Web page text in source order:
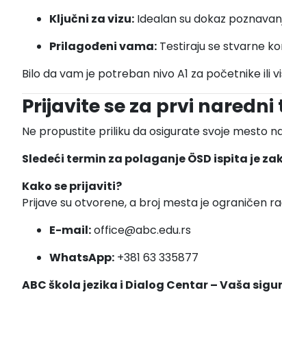
Ključni za vizu: Idealan su dokaz
Prilagođeni vama: Testiraju se stvarne
Bilo da vam je potreban nivo A1 za početnike ili
Prijavite se za prvi
Ne propustite priliku da osigurate svoje mesto
Sledeći termin za polaganje ÖSD ispita je
Kako se prijaviti?
Prijave su otvorene, a broj mesta je ograničen
E-mail:office@abc.edu.rs
WhatsApp: +381 63 335877
ABC škola jezika i Dialog Centar – Vaša